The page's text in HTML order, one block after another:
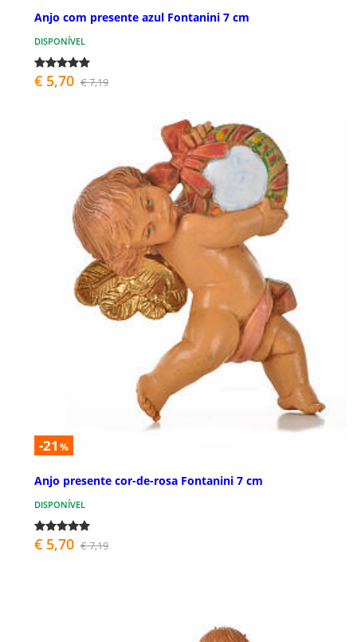
Anjo com presente azul Fontanini 7 cm
DISPONÍVEL
€ 5,70 € 7,19
-21 %
Anjo presente cor-de-rosa Fontanini 7 cm
DISPONÍVEL
€ 5,70 € 7,19